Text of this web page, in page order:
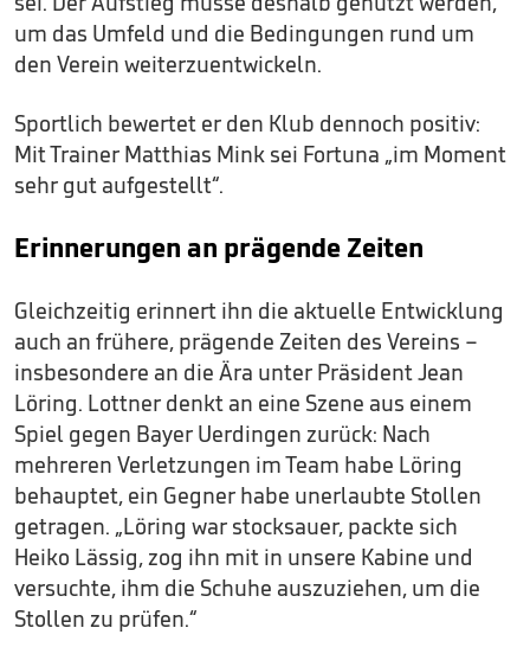
um das Umfeld und die Bedingungen rund um
den Verein weiterzuentwickeln.
Sportlich bewertet er den Klub dennoch positiv:
Mit Trainer Matthias Mink sei Fortuna „im Moment
sehr gut aufgestellt“.
Erinnerungen an prägende Zeiten
Gleichzeitig erinnert ihn die aktuelle Entwicklung
auch an frühere, prägende Zeiten des Vereins –
insbesondere an die Ära unter Präsident Jean
Löring. Lottner denkt an eine Szene aus einem
Spiel gegen Bayer Uerdingen zurück: Nach
mehreren Verletzungen im Team habe Löring
behauptet, ein Gegner habe unerlaubte Stollen
getragen. „Löring war stocksauer, packte sich
Heiko Lässig, zog ihn mit in unsere Kabine und
versuchte, ihm die Schuhe auszuziehen, um die
Stollen zu prüfen.“